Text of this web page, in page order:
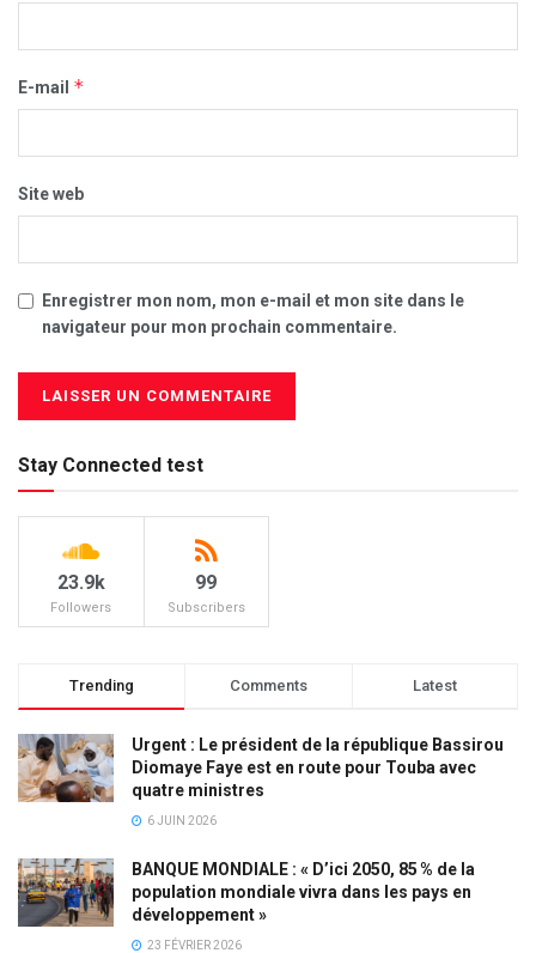
E-mail *
Site web
Enregistrer mon nom, mon e-mail et mon site dans le
navigateur pour mon prochain commentaire.
Stay Connected test
23.9k
Followers
99
Subscribers
Trending Comments Latest
Urgent : Le président de la république Bassirou
Diomaye Faye est en route pour Touba avec
quatre ministres
6 JUIN 2026
BANQUE MONDIALE : « D’ici 2050, 85 % de la
population mondiale vivra dans les pays en
développement »
23 FÉVRIER 2026